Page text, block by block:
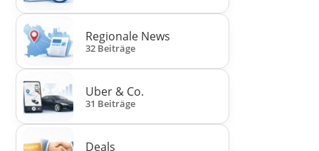
Regionale News
32 Beiträge
Uber & Co.
31 Beiträge
Deals